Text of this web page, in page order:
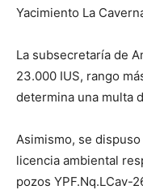
Yacimiento La
La subsecretaría de
23.000 IUS, rango
determina una multa
Asimismo, se
licencia ambiental
pozos YPF.Nq.LCav-